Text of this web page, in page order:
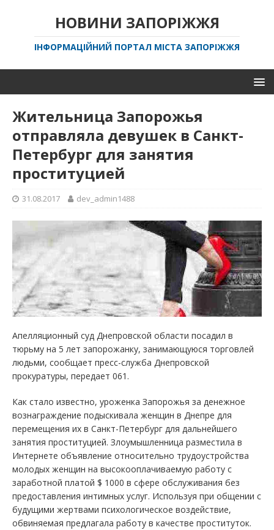
НОВИНИ ЗАПОРІЖЖЯ
ІНФОРМАЦІЙНИЙ ПОРТАЛ МІСТА ЗАПОРІЖЖЯ
Жительница Запорожья
отправляла девушек в Санкт-
Петербург для занятия
проституцией
31.08.2017 dev_admin1488
Апелляционный суд Днепровской области посадил в
тюрьму на 5 лет запорожанку, занимающуюся торговлей
людьми, сообщает пресс-служба Днепровской
прокуратуры, передает 061.
Как стало известно, уроженка Запорожья за денежное
вознаграждение подыскивала женщин в Днепре для
перемещения их в Санкт-Петербург для дальнейшего
занятия проституцией. Злоумышленница разместила в
Интернете объявление относительно трудоустройства
молодых женщин на высокооплачиваемую работу с
заработной платой $ 1000 в сфере обслуживания без
предоставления интимных услуг. Используя при общении с
будущими жертвами психологическое воздействие,
обвиняемая предлагала работу в качестве проституток.